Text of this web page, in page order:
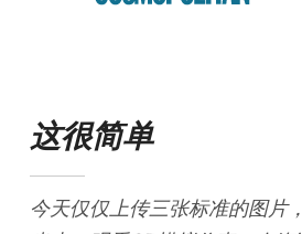
这很简单
今天仅仅上传三张标准的图片